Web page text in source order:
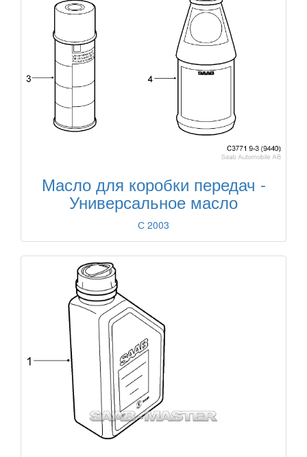
Масло для коробки передач -
Универсальное масло
С 2003